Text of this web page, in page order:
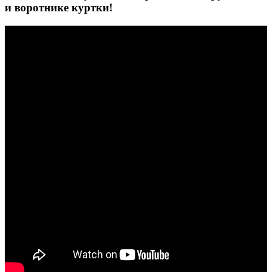
и воротнике куртки!